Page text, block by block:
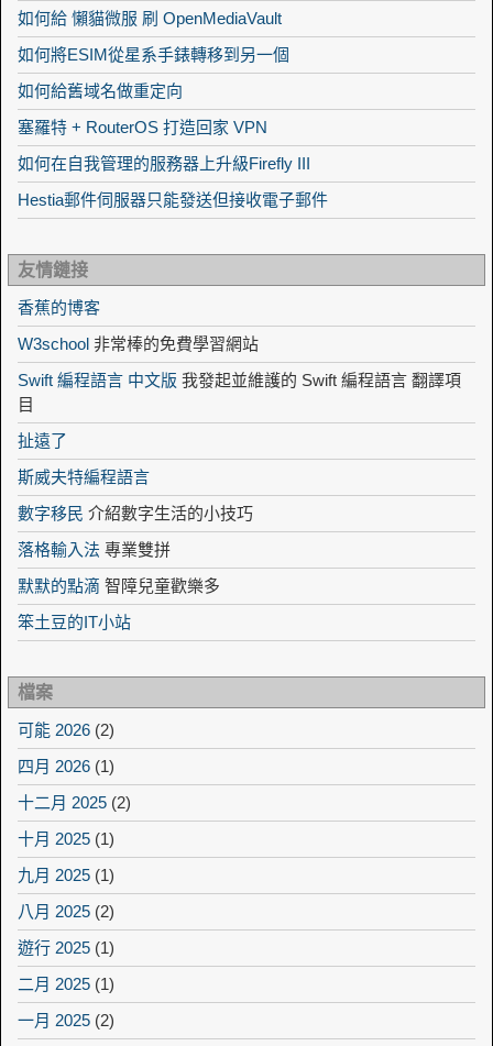
如何給 懶貓微服 刷 OpenMediaVault
如何將ESIM從星系手錶轉移到另一個
如何給舊域名做重定向
塞羅特 + RouterOS 打造回家 VPN
如何在自我管理的服務器上升級Firefly III
Hestia郵件伺服器只能發送但接收電子郵件
友情鏈接
香蕉的博客
W3school 非常棒的免費學習網站
Swift 編程語言 中文版 我發起並維護的 Swift 編程語言 翻譯項
目
扯遠了
斯威夫特編程語言
數字移民 介紹數字生活的小技巧
落格輸入法 專業雙拼
默默的點滴 智障兒童歡樂多
笨土豆的IT小站
檔案
可能 2026 (2)
四月 2026 (1)
十二月 2025 (2)
十月 2025 (1)
九月 2025 (1)
八月 2025 (2)
遊行 2025 (1)
二月 2025 (1)
一月 2025 (2)